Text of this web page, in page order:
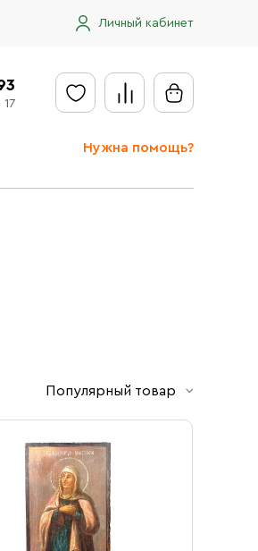
Личный кабинет
Нужна помощь?
Отправить заявку
Популярный товар